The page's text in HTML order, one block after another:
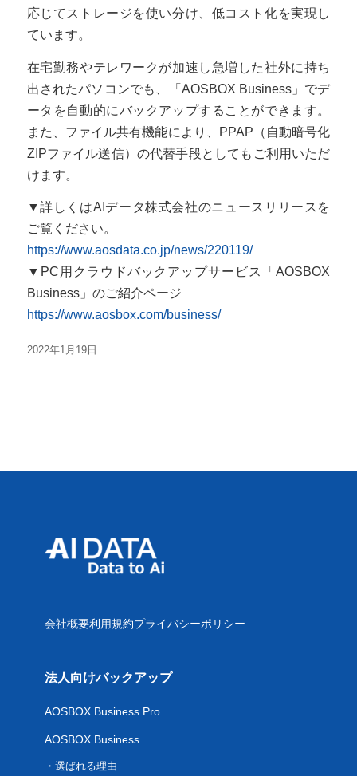
応じてストレージを使い分け、低コスト化を実現し
ています。
在宅勤務やテレワークが加速し急増した社外に持ち
出されたパソコンでも、「AOSBOX Business」でデ
ータを自動的にバックアップすることができます。
また、ファイル共有機能により、PPAP（自動暗号化
ZIPファイル送信）の代替手段としてもご利用いただ
けます。
▼詳しくはAIデータ株式会社のニュースリリースを
ご覧ください。
https://www.aosdata.co.jp/news/220119/
▼PC用クラウドバックアップサービス「AOSBOX
Business」のご紹介ページ
https://www.aosbox.com/business/
2022年1月19日
会社概要利用規約プライバシーポリシー
法人向けバックアップ
AOSBOX Business Pro
AOSBOX Business
選ばれる理由